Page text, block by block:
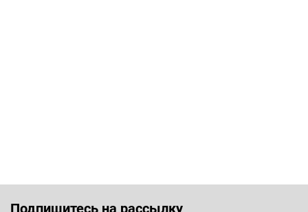
Подпишитесь на рассылку